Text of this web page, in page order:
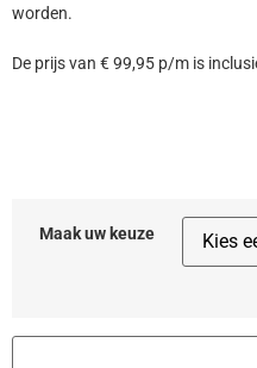
worden.
De prijs van € 99,95 p/m is
Maak uw keuze